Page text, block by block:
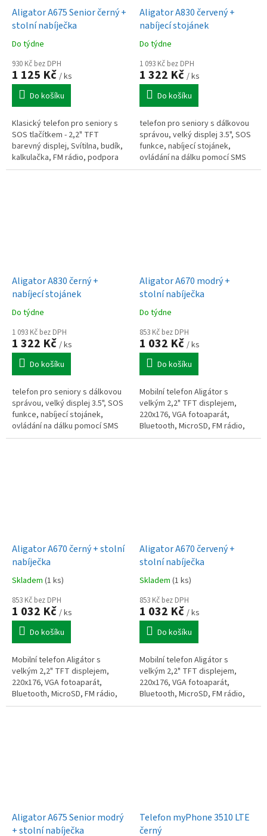
Aligator A675 Senior černý +
stolní nabíječka
Do týdne
930 Kč bez DPH
1 125 Kč / ks
Do košíku
Klasický telefon pro seniory s
SOS tlačítkem - 2,2" TFT
barevný displej, Svítilna, budík,
kalkulačka, FM rádio, podpora
SIM toolkit, fotoaparát VGA,
Aligator A830 červený +
nabíjecí stojánek
Do týdne
1 093 Kč bez DPH
1 322 Kč / ks
Do košíku
telefon pro seniory s dálkovou
správou, velký displej 3.5", SOS
funkce, nabíjecí stojánek,
ovládání na dálku pomocí SMS
Aligator A830 černý +
nabíjecí stojánek
Do týdne
1 093 Kč bez DPH
1 322 Kč / ks
Do košíku
telefon pro seniory s dálkovou
správou, velký displej 3.5", SOS
funkce, nabíjecí stojánek,
ovládání na dálku pomocí SMS
Aligator A670 modrý +
stolní nabíječka
Do týdne
853 Kč bez DPH
1 032 Kč / ks
Do košíku
Mobilní telefon Aligátor s
velkým 2,2" TFT displejem,
220x176, VGA fotoaparát,
Bluetooth, MicroSD, FM rádio,
SOS tlačítko, SOS LOCATOR,
Aligator A670 černý + stolní
nabíječka
Skladem (1 ks)
853 Kč bez DPH
1 032 Kč / ks
Do košíku
Mobilní telefon Aligátor s
velkým 2,2" TFT displejem,
220x176, VGA fotoaparát,
Bluetooth, MicroSD, FM rádio,
SOS tlačítko, SOS LOCATOR,
Aligator A670 červený +
stolní nabíječka
Skladem (1 ks)
853 Kč bez DPH
1 032 Kč / ks
Do košíku
Mobilní telefon Aligátor s
velkým 2,2" TFT displejem,
220x176, VGA fotoaparát,
Bluetooth, MicroSD, FM rádio,
SOS tlačítko, SOS LOCATOR,
Aligator A675 Senior modrý
+ stolní nabíječka
Telefon myPhone 3510 LTE
černý